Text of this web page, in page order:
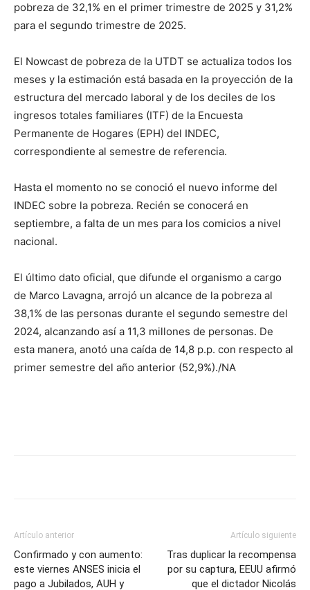
pobreza de 32,1% en el primer trimestre de 2025 y 31,2%
para el segundo trimestre de 2025.
El Nowcast de pobreza de la UTDT se actualiza todos los
meses y la estimación está basada en la proyección de la
estructura del mercado laboral y de los deciles de los
ingresos totales familiares (ITF) de la Encuesta
Permanente de Hogares (EPH) del INDEC,
correspondiente al semestre de referencia.
Hasta el momento no se conoció el nuevo informe del
INDEC sobre la pobreza. Recién se conocerá en
septiembre, a falta de un mes para los comicios a nivel
nacional.
El último dato oficial, que difunde el organismo a cargo
de Marco Lavagna, arrojó un alcance de la pobreza al
38,1% de las personas durante el segundo semestre del
2024, alcanzando así a 11,3 millones de personas. De
esta manera, anotó una caída de 14,8 p.p. con respecto al
primer semestre del año anterior (52,9%)./NA
Artículo anterior
Confirmado y con aumento:
este viernes ANSES inicia el
pago a Jubilados, AUH y
Artículo siguiente
Tras duplicar la recompensa
por su captura, EEUU afirmó
que el dictador Nicolás